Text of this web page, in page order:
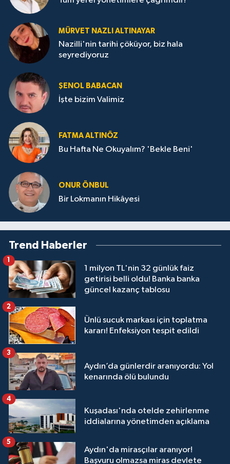
MÜRVET NAZLI ALTINAYAR
Nazilli'nin tarihi çöküyor, biz hala
seyrediyoruz
ŞENOL BABACAN
İşte bizim Valimiz
FATMA ALTINÖZ
Bu Hafta Ne Okuyalım? 'Bekle Beni'
ONUR ÖNBUL
Bir Lokmanın Hikâyesi
Trend Haberler
1 milyon TL'nin 32 günlük faiz
getirisi belli oldu! Banka banka
güncel kazanç tablosu
1
Ünlü sucuk markası için toplatma
kararı! Enfeksiyon tespit edildi
2
Aydın’da günlerdir aranıyordu: Yol
kenarında ölü bulundu
3
Kuşadası'nda otelde zehirlenme
iddialarına yönetimden açıklama
4
Aydın'da mirasçılar aranıyor!
Başvuru olmazsa miras devlete
5